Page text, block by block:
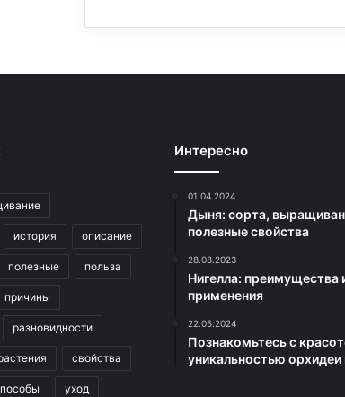
история описание
полезные польза
причины
разновидности
свойства
уход
Интересно
01.04.2024
Дыня: сорта,
полезные свойства
28.08.2023
Нигелла: преимущества
применения
22.05.2024
Познакомьтесь с
уникальностью орхидеи